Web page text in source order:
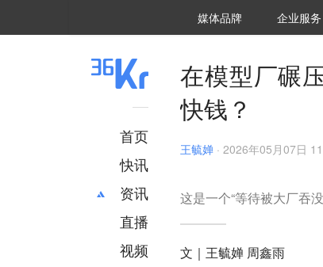
媒体品牌 36Kr研究院
企业服务
首页
快讯
资讯
推荐
财经
直播
视频
在模型厂碾
快钱？
王毓婵 · 2026年05月07日
这是一个“等待被大厂吞
文｜王毓婵 周鑫雨